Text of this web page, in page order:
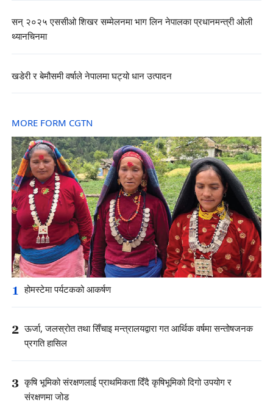
सन् २०२५ एससीओ शिखर सम्मेलनमा भाग लिन नेपालका प्रधानमन्त्री ओली
थ्यानचिनमा
खडेरी र बेमौसमी वर्षाले नेपालमा घट्यो धान उत्पादन
MORE FORM CGTN
1 होमस्टेमा पर्यटकको आकर्षण
2 ऊर्जा, जलस्रोत तथा सिँचाइ मन्त्रालयद्वारा गत आर्थिक वर्षमा सन्तोषजनक
प्रगति हासिल
3 कृषि भूमिको संरक्षणलाई प्राथमिकता दिँदै कृषिभूमिको दिगो उपयोग र
संरक्षणमा जोड